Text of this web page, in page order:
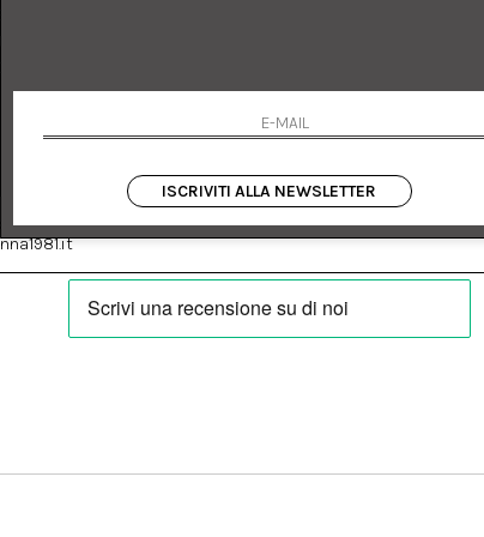
182
Termini e condizioni
Condizioni di vendita
Spedizione
Facebook Instagram
ISCRIVITI ALLA NEWSLETTER